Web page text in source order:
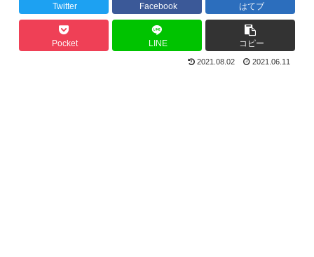
Twitter Facebook はてブ
Pocket LINE コピー
2021.08.02 2021.06.11